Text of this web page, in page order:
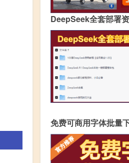
DeepSeek全套部署
免费可商用字体批量